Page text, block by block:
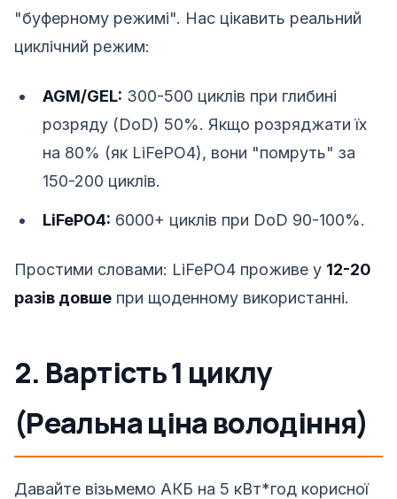
"буферному режимі". Нас цікавить реальний
циклічний режим:
AGM/GEL: 300-500 циклів при глибині
розряду (DoD) 50%. Якщо розряджати їх
на 80% (як LiFePO4), вони "помруть" за
150-200 циклів.
LiFePO4: 6000+ циклів при DoD 90-100%.
Простими словами: LiFePO4 проживе у 12-20
разів довше при щоденному використанні.
2. Вартість 1 циклу
(Реальна ціна володіння)
Давайте візьмемо АКБ на 5 кВт*год корисної